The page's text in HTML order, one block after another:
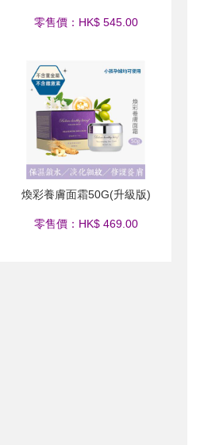
零售價：HK$ 545.00
煥彩養膚面霜50G(升級版)
零售價：HK$ 469.00